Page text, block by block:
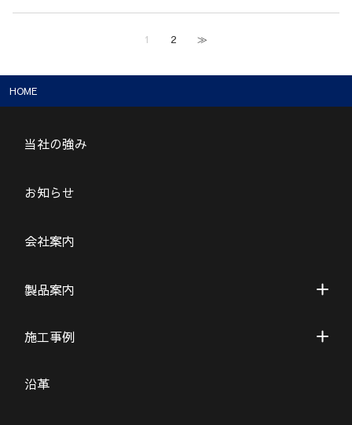
1 2 ≫
HOME
当社の強み
お知らせ
会社案内
製品案内
施工事例
沿革